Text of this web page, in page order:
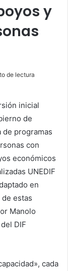
y
de lectura
inicial
de
de programas
con
económicos
UNEDIF
en
estas
Manolo
DIF
cada